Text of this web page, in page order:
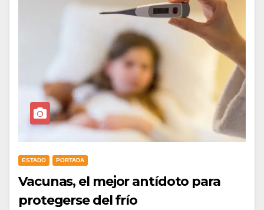
ESTADO PORTADA
Vacunas, el mejor antídoto para
protegerse del frío